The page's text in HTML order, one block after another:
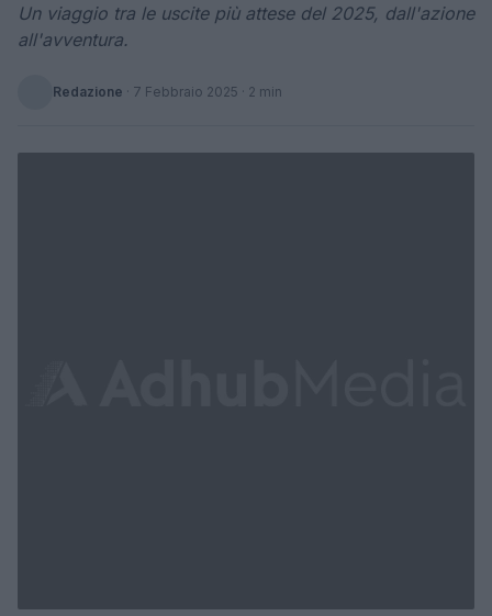
Un viaggio tra le uscite più attese del 2025, dall'azione
all'avventura.
Redazione · 7 Febbraio 2025 · 2 min